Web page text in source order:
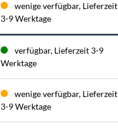
wenige verfügbar, Lieferzeit
3-9 Werktage
verfügbar, Lieferzeit 3-9
Werktage
wenige verfügbar, Lieferzeit
3-9 Werktage